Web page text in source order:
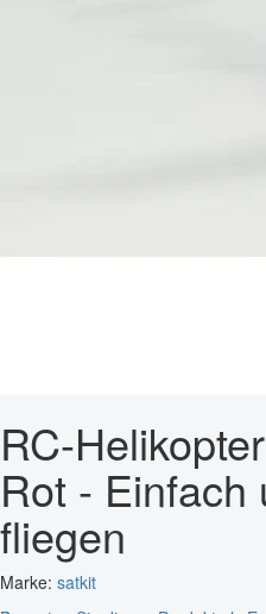
RC-
Rot - Einfach
fliegen
Marke: satkit